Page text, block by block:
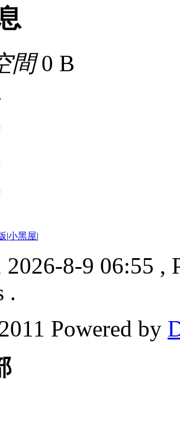
間0 B
|小黑屋|
8-9 06:55 ,
.
Powered by